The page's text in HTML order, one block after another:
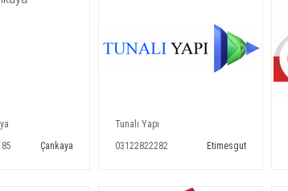
Çankaya
Tunalı Yapı
03122822282
Etimesgut